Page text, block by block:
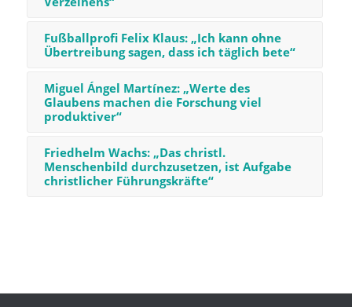
Fußballprofi Felix Klaus: „Ich kann ohne
Übertreibung sagen, dass ich täglich bete“
Miguel Ángel Martínez: „Werte des
Glaubens machen die Forschung viel
produktiver“
Friedhelm Wachs: „Das christl.
Menschenbild durchzusetzen, ist Aufgabe
christlicher Führungskräfte“